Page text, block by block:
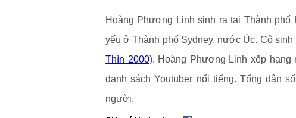
Hoàng Phương Linh sinh ra tại Thành
yếu ở Thành phố Sydney, nước Úc. Cô
Thìn 2000). Hoàng Phương Linh xếp hạng
danh sách Youtuber nổi tiếng. Tổng dân
người.